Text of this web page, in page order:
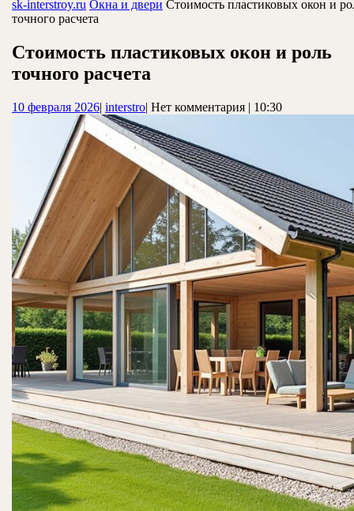
sk-interstroy.ru Окна и двери Стоимость пластиковых окон и
точного расчета
Стоимость пластиковых окон и роль
точного расчета
10 февраля 202610
февраля
2026
| interstrointerstro
| Нет комментария | 10:30